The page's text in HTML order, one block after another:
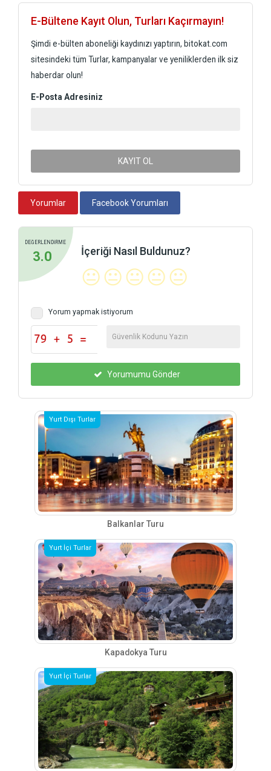
E-Bültene Kayıt Olun, Turları Kaçırmayın!
Şimdi e-bülten aboneliği kaydınızı yaptırın, bitokat.com
sitesindeki tüm Turlar, kampanyalar ve yeniliklerden ilk siz
haberdar olun!
E-Posta Adresiniz
KAYIT OL
Yorumlar Facebook Yorumları
DEĞERLENDİRME
3.0 İçeriği Nasıl Buldunuz?
😐😐😐😐😐
Yorum yapmak istiyorum
Yorumumu Gönder
Yurt Dışı Turlar
Balkanlar Turu
Yurt İçi Turlar
Kapadokya Turu
Yurt İçi Turlar